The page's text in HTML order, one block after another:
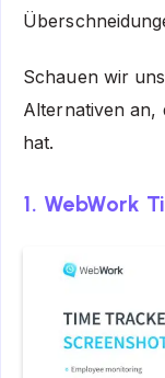
Schauen wir
Alternativen an,
hat.
1. WebWork